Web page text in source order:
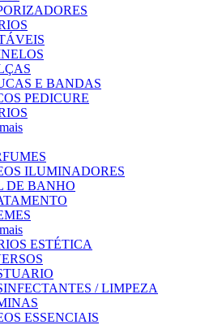
E BANDAS
PEDICURE
ILUMINADORES
DE BANHO
ESTÉTICA
/ LIMPEZA
ESSENCIAIS